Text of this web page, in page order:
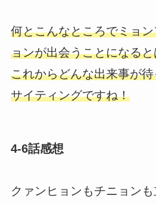
何とこんなところでミョ
ョンが出会うことになる
これからどんな出来事が
サイティングですね！
4-6話感想
クァンヒョンもチニョン